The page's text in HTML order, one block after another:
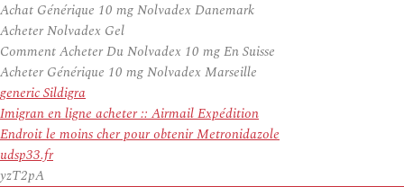
Achat Générique 10 mg Nolvadex Danemark
Acheter Nolvadex Gel
Comment Acheter Du Nolvadex 10 mg En Suisse
Acheter Générique 10 mg Nolvadex Marseille
generic Sildigra
Imigran en ligne acheter :: Airmail Expédition
Endroit le moins cher pour obtenir Metronidazole
udsp33.fr
yzT2pA